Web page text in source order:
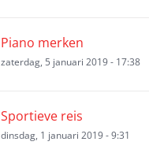
Piano merken
zaterdag, 5 januari 2019 - 17:38
Sportieve reis
dinsdag, 1 januari 2019 - 9:31